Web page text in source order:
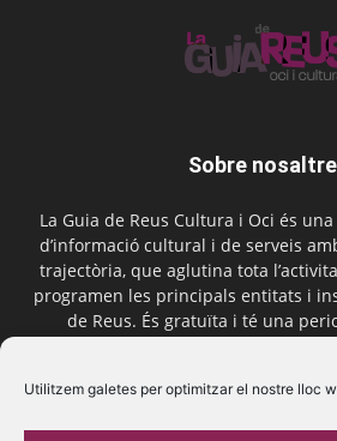
Utilitzem galetes per optimitzar el nostre lloc
Sobre
La Guia de Reus Cultura i Oci és
d’informació cultural i de serveis
trajectòria, que aglutina tota
programen les principals entitats i
de Reus. És gratuïta i té una